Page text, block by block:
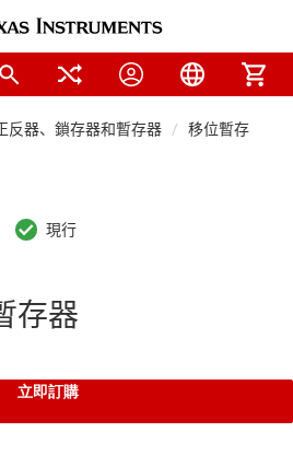
反器、鎖存器和暫存器 移位暫存器
存器
立即訂購